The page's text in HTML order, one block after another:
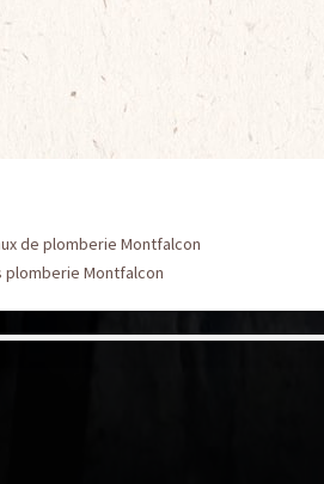
de plomberie Montfalcon
plomberie Montfalcon